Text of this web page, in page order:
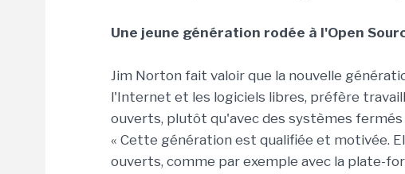
Une jeune génération rodée à l'Open
Jim Norton fait valoir que la nouvelle
l'Internet et les logiciels libres, préfère
ouverts, plutôt qu'avec des systèmes
« Cette génération est qualifiée et motivée.
ouverts, comme par exemple avec la plate-